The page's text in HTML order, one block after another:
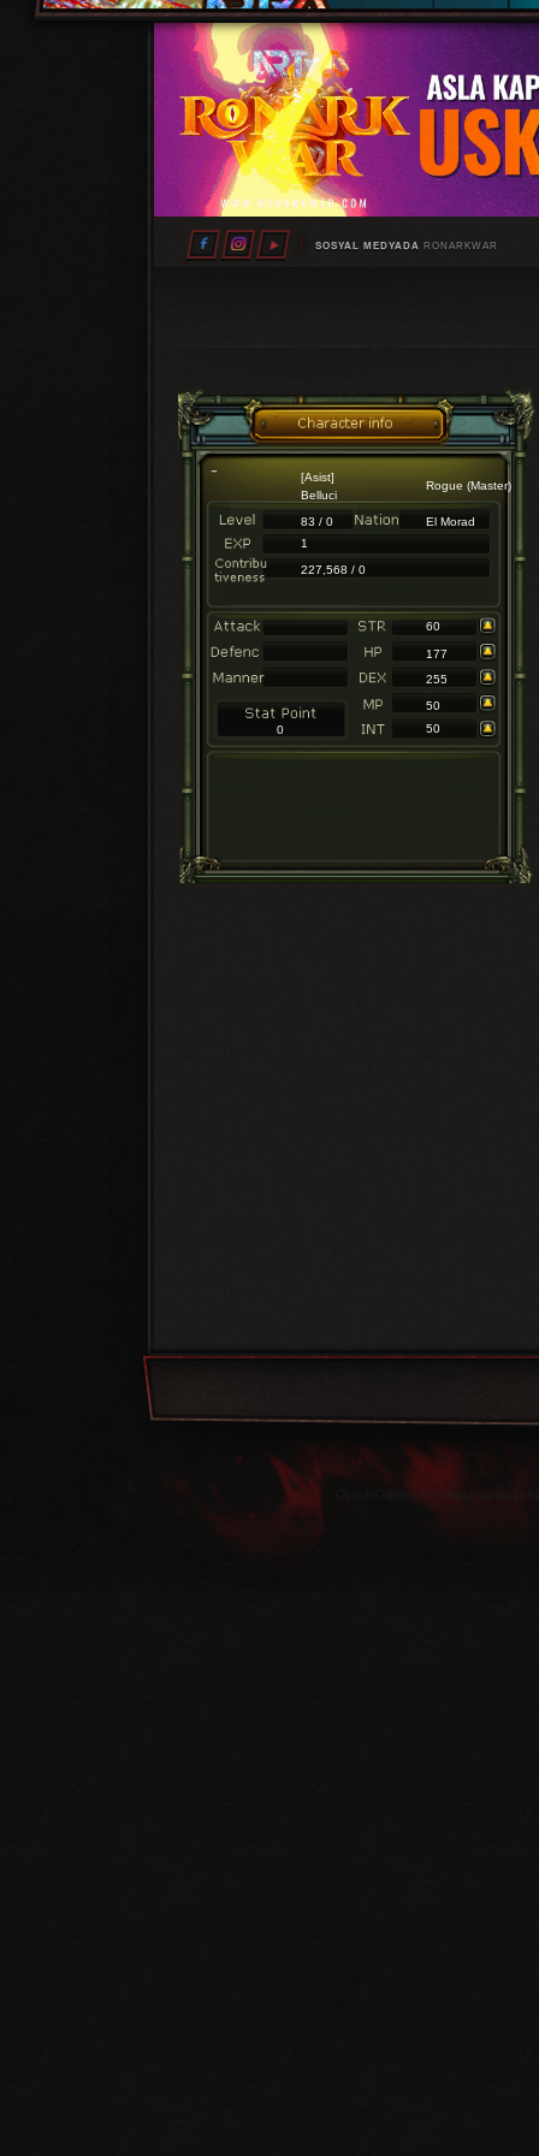
SOSYAL MEDYADA RONARKWAR
[Asist]
Belluci
Rogue (Master)
83 / 0
El Morad
1
227,568 / 0
60
177
0
255
50
50
OracleGamer.net olarak